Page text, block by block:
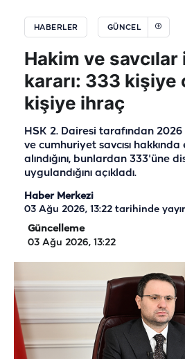
HABERLER GÜNCEL
Hakim ve savcılar
kararı: 333 kişiye
kişiye ihraç
HSK 2. Dairesi tarafından 2026
ve cumhuriyet savcısı
alındığını, bunlardan 333'üne
uygulandığını açıkladı.
Haber Merkezi
03 Ağu 2026, 13:22 tarihinde
Güncelleme
03 Ağu 2026, 13:22